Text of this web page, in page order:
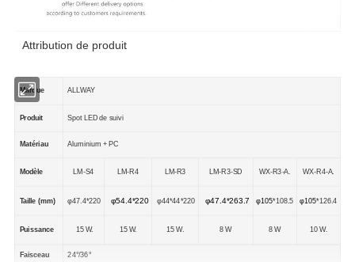
Attribution de produit
Marque ALLWAY
Produit Spot LED de suivi
Matériau Aluminium + PC
Modèle LM-S4 LM-R4 LM-R3 LM-R3-SD WX-R3-A. WX-R4-A.
Taille (mm) φ47.4*220 φ54.4*220 φ44*44*220 φ47.4*263.7 φ105*108.5 φ105*126.4
Puissance 15 W. 15 W. 15 W. 8 W 8 W 10 W.
Faisceau 24°/36°